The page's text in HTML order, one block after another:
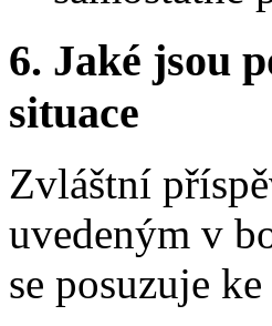
6. Jaké jsou
situace
Zvláštní
uvedeným v
se posuzuje